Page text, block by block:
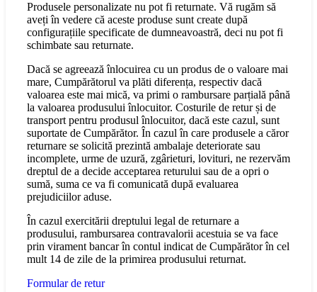
Produsele personalizate nu pot fi returnate. Vă rugăm să
aveți în vedere că aceste produse sunt create după
configurațiile specificate de dumneavoastră, deci nu pot fi
schimbate sau returnate.
Dacă se agreează înlocuirea cu un produs de o valoare mai
mare, Cumpărătorul va plăti diferența, respectiv dacă
valoarea este mai mică, va primi o rambursare parțială până
la valoarea produsului înlocuitor. Costurile de retur și de
transport pentru produsul înlocuitor, dacă este cazul, sunt
suportate de Cumpărător. În cazul în care produsele a căror
returnare se solicită prezintă ambalaje deteriorate sau
incomplete, urme de uzură, zgârieturi, lovituri, ne rezervăm
dreptul de a decide acceptarea returului sau de a opri o
sumă, suma ce va fi comunicată după evaluarea
prejudiciilor aduse.
În cazul exercitării dreptului legal de returnare a
produsului, rambursarea contravalorii acestuia se va face
prin virament bancar în contul indicat de Cumpărător în cel
mult 14 de zile de la primirea produsului returnat.
Formular de retur